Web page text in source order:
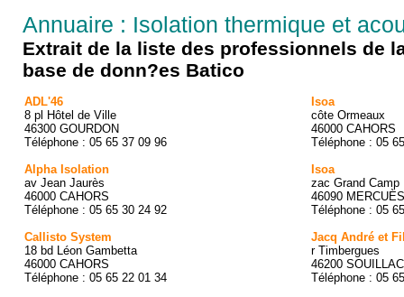
Annuaire : Isolation thermique et
Extrait de la liste des professionnels de
base de donn?es Batico
ADL'46
8 pl Hôtel de Ville
46300 GOURDON
Téléphone : 05 65 37 09 96
Alpha Isolation
av Jean Jaurès
46000 CAHORS
Téléphone : 05 65 30 24 92
Callisto System
18 bd Léon Gambetta
46000 CAHORS
Téléphone : 05 65 22 01 34
Isoa
côte Ormeaux
46000 CAHORS
Téléphone : 05
Isoa
zac Grand Camp
46090 MERCUÈS
Téléphone : 05
Jacq André et
r Timbergues
46200 SOUILLAC
Téléphone : 05